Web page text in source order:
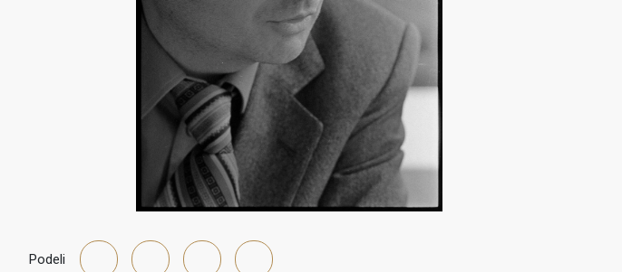
Podeli